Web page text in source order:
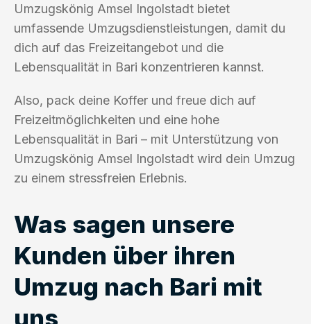
Umzugskönig Amsel Ingolstadt bietet
umfassende Umzugsdienstleistungen, damit du
dich auf das Freizeitangebot und die
Lebensqualität in Bari konzentrieren kannst.
Also, pack deine Koffer und freue dich auf
Freizeitmöglichkeiten und eine hohe
Lebensqualität in Bari – mit Unterstützung von
Umzugskönig Amsel Ingolstadt wird dein Umzug
zu einem stressfreien Erlebnis.
Was sagen unsere
Kunden über ihren
Umzug nach Bari mit
uns